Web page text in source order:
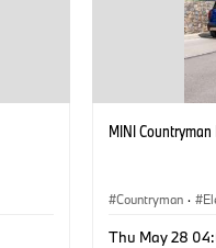
MINI
Countryman ·
Thu May 28